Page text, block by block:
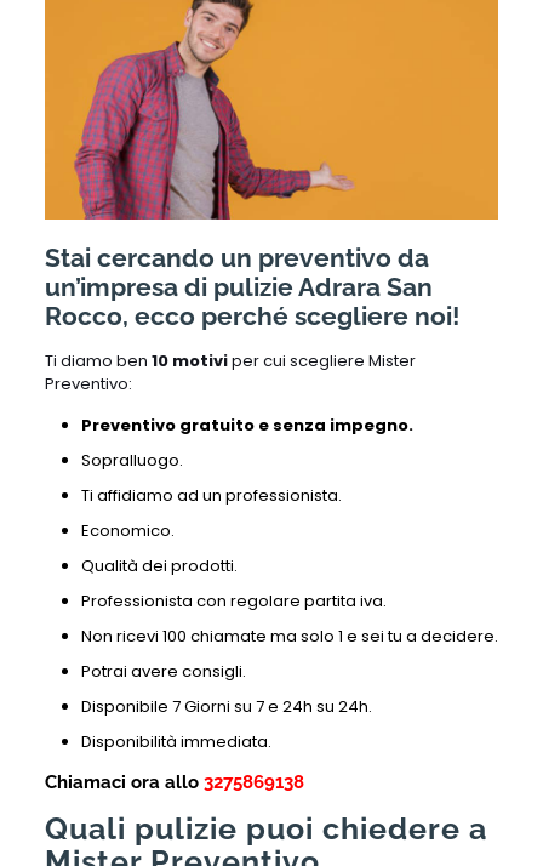
Stai cercando un preventivo da
un’impresa di pulizie Adrara San
Rocco, ecco perché scegliere noi!
Ti diamo ben 10 motiviper cui scegliere Mister
Preventivo:
Preventivo gratuito e senza impegno.
Sopralluogo.
Ti affidiamo ad un professionista.
Economico.
Qualità dei prodotti.
Professionista con regolare partita iva.
Non ricevi 100 chiamate ma solo 1 e sei tu a decidere.
Potrai avere consigli.
Disponibile 7 Giorni su 7 e 24h su 24h.
Disponibilità immediata.
Chiamaci ora allo 3275869138
Quali pulizie puoi chiedere a